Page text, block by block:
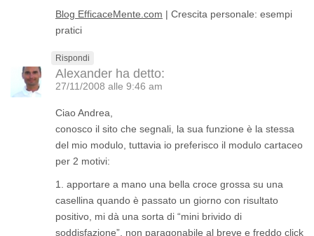
Blog EfficaceMente.com | Crescita personale: esempi
pratici
Rispondi
Alexander ha detto:
27/11/2008 alle 9:46 am
Ciao Andrea,
conosco il sito che segnali, la sua funzione è la stessa
del mio modulo, tuttavia io preferisco il modulo cartaceo
per 2 motivi:
1. apportare a mano una bella croce grossa su una
casellina quando è passato un giorno con risultato
positivo, mi dà una sorta di “mini brivido di
soddisfazione”, non paragonabile al breve e freddo click